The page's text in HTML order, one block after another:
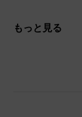
もっと見る